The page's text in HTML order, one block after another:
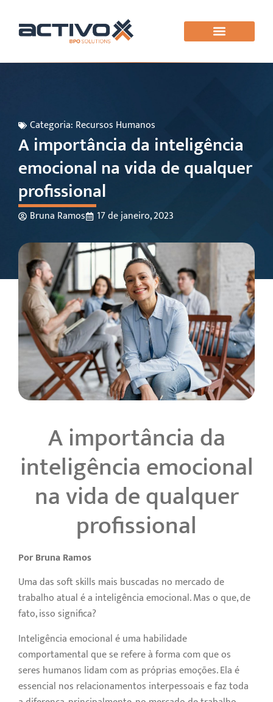
Categoria: Recursos Humanos
A importância da inteligência
emocional na vida de qualquer
profissional
Bruna Ramos 17 de janeiro, 2023
A importância da
inteligência emocional
na vida de qualquer
profissional
Por Bruna Ramos
Uma das soft skills mais buscadas no mercado de
trabalho atual é a inteligência emocional. Mas o que, de
fato, isso significa?
Inteligência emocional é uma habilidade
comportamental que se refere à forma com que os
seres humanos lidam com as próprias emoções. Ela é
essencial nos relacionamentos interpessoais e faz toda